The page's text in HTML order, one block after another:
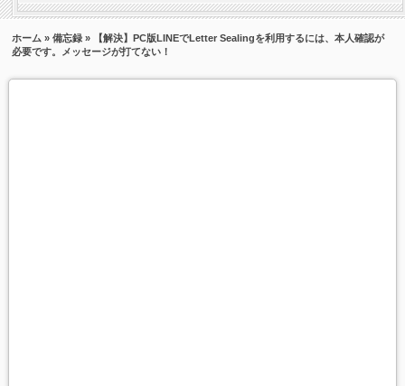
ホーム »備忘録 » 【解決】PC版LINEでLetter Sealingを利用するには、本人確認が
必要です。メッセージが打てない！